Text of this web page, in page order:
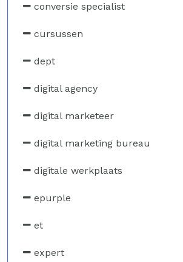
conversie specialist
cursussen
dept
digital agency
digital marketeer
digital marketing bureau
digitale werkplaats
epurple
et
expert